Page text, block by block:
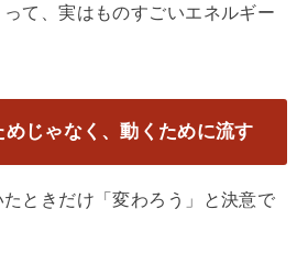
て、実はものすごいエネルギー
じゃなく、動くために流す
ときだけ「変わろう」と決意で